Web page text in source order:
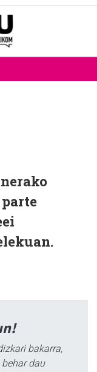
bakarra,
dau